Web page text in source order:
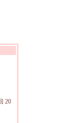
20